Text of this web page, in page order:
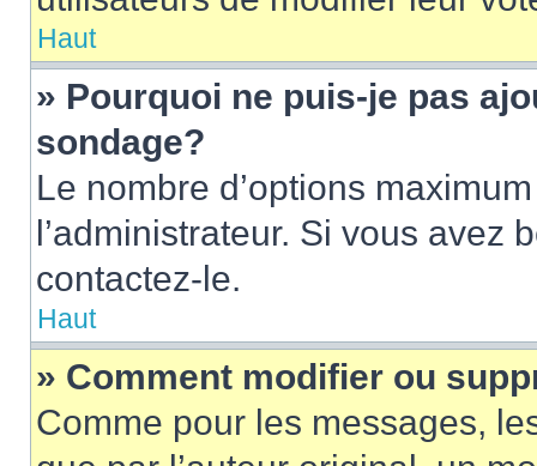
Haut
» Pourquoi ne puis-je pas
sondage?
Le nombre d’options
l’administrateur. Si vous avez
contactez-le.
Haut
» Comment modifier ou
Comme pour les messages,